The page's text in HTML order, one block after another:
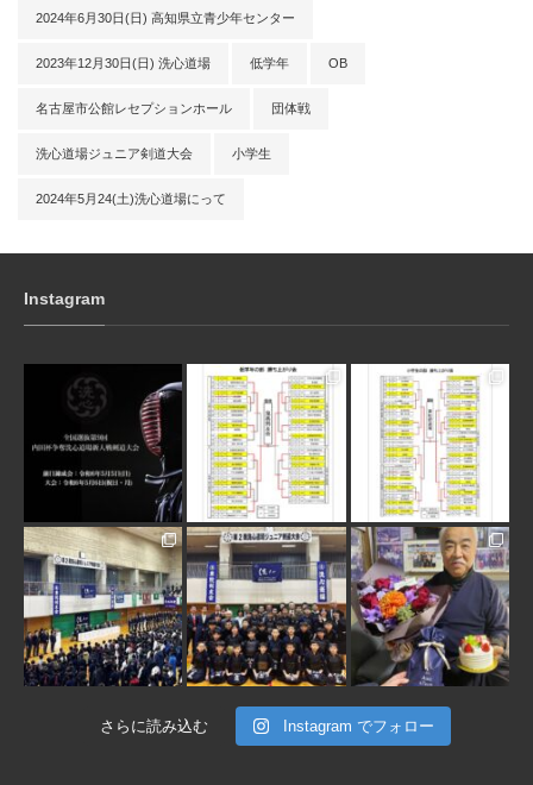
2024年6月30日(日) 高知県立青少年センター
2023年12月30日(日) 洗心道場 低学年 OB
名古屋市公館レセプションホール 団体戦
洗心道場ジュニア剣道大会 小学生
2024年5月24(土)洗心道場にって
Instagram
1月 31 1月 31
1月 30 1月 30 1月 28
さらに読み込む Instagram でフォロー